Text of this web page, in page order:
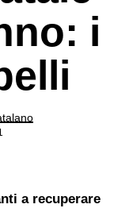
i
a recuperare